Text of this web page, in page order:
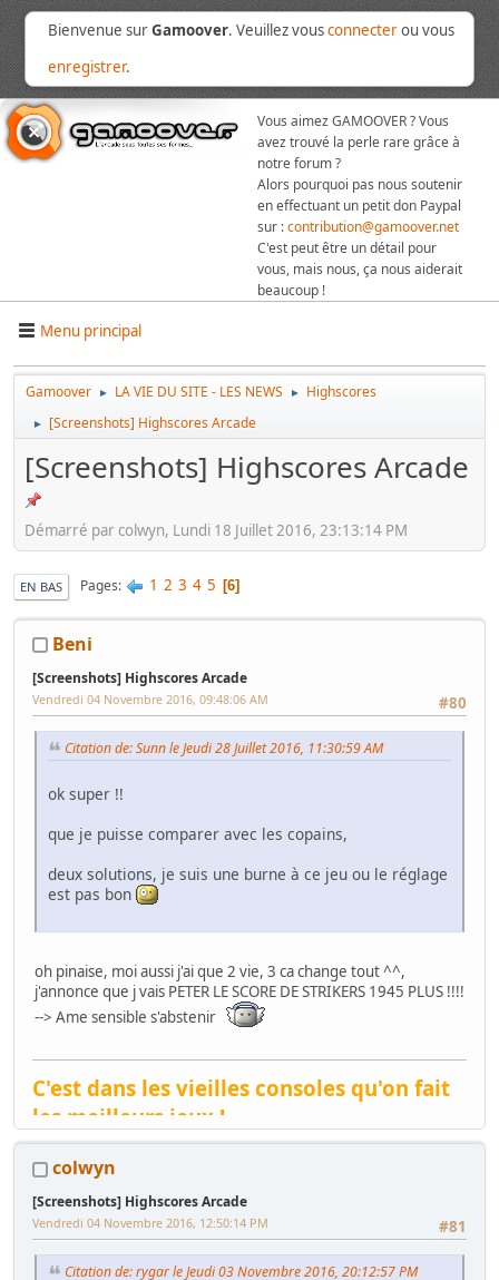
Bienvenue surGamoover. Veuillez vousconnecterou vous
enregistrer.
Vous aimez GAMOOVER ? Vous
avez trouvé la perle rare grâce à
notre forum ?
Alors pourquoi pas nous soutenir
en effectuant un petit don Paypal
sur :contribution@gamoover.net
C'est peut être un détail pour
vous, mais nous, ça nous aiderait
beaucoup !
Menu principal
Gamoover ► LA VIE DU SITE - LES NEWS ► Highscores
► [Screenshots] Highscores Arcade
[Screenshots] Highscores Arcade
Démarré par colwyn, Lundi 18 Juillet 2016, 23:13:14 PM
EN BAS Pages 1 2 3 4 5 6
Beni
[Screenshots] Highscores Arcade
#80
Vendredi 04 Novembre 2016, 09:48:06 AM
Citation de: Sunn le Jeudi 28 Juillet 2016, 11:30:59 AM
ok super !!
que je puisse comparer avec les copains,
deux solutions, je suis une burne à ce jeu ou le réglage
est pas bon
oh pinaise, moi aussi j'ai que 2 vie, 3 ca change tout ^^,
j'annonce que j vais PETER LE SCORE DE STRIKERS 1945 PLUS !!!!
--> Ame sensible s'abstenir
C'est dans les vieilles consoles qu'on fait
les meilleurs jeux !
Toaplan, Cave, Psikyo, Compile --> C'est la vie !
colwyn
[Screenshots] Highscores Arcade
#81
Vendredi 04 Novembre 2016, 12:50:14 PM
Citation de: rygar le Jeudi 03 Novembre 2016, 20:12:57 PM